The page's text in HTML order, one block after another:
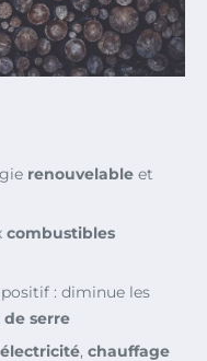
renouvelable et
combustibles
: diminue les
serre
électricité, chauffage